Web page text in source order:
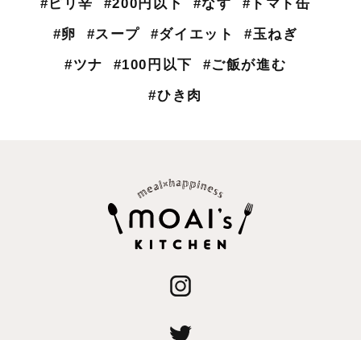
#ピリ辛
#200円以下 #なす
#トマト缶
#卵
#スープ #ダイエット
#玉ねぎ
#ツナ
#100円以下
#ご飯が進む
#ひき肉